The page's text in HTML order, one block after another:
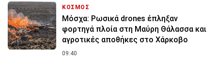
ΚΟΣΜΟΣ
Μόσχα: Ρωσικά drones έπληξαν
φορτηγά πλοία στη Μαύρη Θάλασσα και
αγροτικές αποθήκες στο Χάρκοβο
09:40